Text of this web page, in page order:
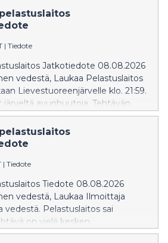
| Tiedote
Jatkotiedote 08.08.2026
vedestä, Laukaa Pelastuslaitos
Lievestuoreenjärvelle klo. 21:59.
avunhuutoja. Tehtävän
siirtyy poliisille.
| Tiedote
Tiedote 08.08.2026
vedestä, Laukaa Ilmoittaja
vedestä. Pelastuslaitos sai
on vielä kesken.